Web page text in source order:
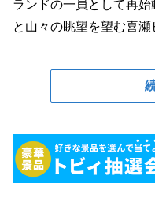
ランドの一員として再
と山々の眺望を望む喜瀬